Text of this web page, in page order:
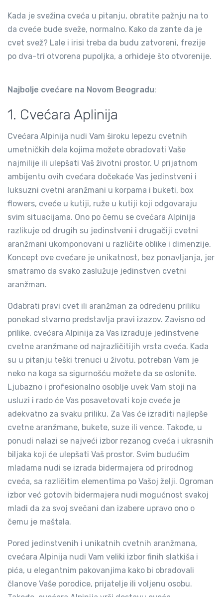
Kada je svežina cveća u pitanju, obratite pažnju na to
da cveće bude sveže, normalno. Kako da zante da je
cvet svež? Lale i irisi treba da budu zatvoreni, frezije
po dva-tri otvorena pupoljka, a orhideje što otvorenije.
Najbolje cvećare na Novom Beogradu:
1. Cvećara Aplinija
Cvećara Alpinija nudi Vam široku lepezu cvetnih
umetničkih dela kojima možete obradovati Vaše
najmilije ili ulepšati Vaš životni prostor. U prijatnom
ambijentu ovih cvećara dočekaće Vas jedinstveni i
luksuzni cvetni aranžmani u korpama i buketi, box
flowers, cveće u kutiji, ruže u kutiji koji odgovaraju
svim situacijama. Ono po čemu se cvećara Alpinija
razlikuje od drugih su jedinstveni i drugačiji cvetni
aranžmani ukomponovani u različite oblike i dimenzije.
Koncept ove cvećare je unikatnost, bez ponavljanja, jer
smatramo da svako zaslužuje jedinstven cvetni
aranžman.
Odabrati pravi cvet ili aranžman za određenu priliku
ponekad stvarno predstavlja pravi izazov. Zavisno od
prilike, cvećara Alpinija za Vas izrađuje jedinstvene
cvetne aranžmane od najrazličitijih vrsta cveća. Kada
su u pitanju teški trenuci u životu, potreban Vam je
neko na koga sa sigurnošću možete da se oslonite.
Ljubazno i profesionalno osoblje uvek Vam stoji na
usluzi i rado će Vas posavetovati koje cveće je
adekvatno za svaku priliku. Za Vas će izraditi najlepše
cvetne aranžmane, bukete, suze ili vence. Takođe, u
ponudi nalazi se najveći izbor rezanog cveća i ukrasnih
biljaka koji će ulepšati Vaš prostor. Svim budućim
mladama nudi se izrada bidermajera od prirodnog
cveća, sa različitim elementima po Vašoj želji. Ogroman
izbor već gotovih bidermajera nudi mogućnost svakoj
mladi da za svoj svečani dan izabere upravo ono o
čemu je maštala.
Pored jedinstvenih i unikatnih cvetnih aranžmana,
cvećara Alpinija nudi Vam veliki izbor finih slatkiša i
pića, u elegantnim pakovanjima kako bi obradovali
članove Vaše porodice, prijatelje ili voljenu osobu.